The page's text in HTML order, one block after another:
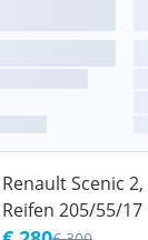
Renault Scenic
Reifen 205/55/17